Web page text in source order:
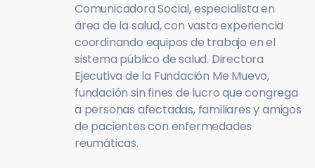
Comunicadora Social, especialista en
área de la salud, con vasta experiencia
coordinando equipos de trabajo en el
sistema público de salud. Directora
Ejecutiva de la Fundación Me Muevo,
fundación sin fines de lucro que congrega
a personas afectadas, familiares y amigos
de pacientes con enfermedades
reumáticas.